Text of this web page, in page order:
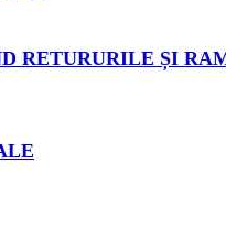
RETURURILE ȘI